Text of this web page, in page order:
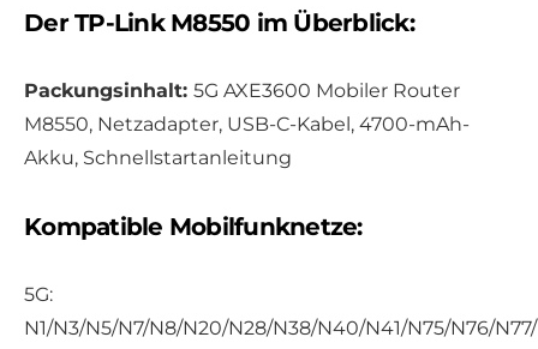
Der TP-Link M8550 im Überblick:
Packungsinhalt: 5G AXE3600 Mobiler Router
M8550, Netzadapter, USB-C-Kabel, 4700-mAh-
Akku, Schnellstartanleitung
Kompatible Mobilfunknetze:
5G:
N1/N3/N5/N7/N8/N20/N28/N38/N40/N41/N75/N76/